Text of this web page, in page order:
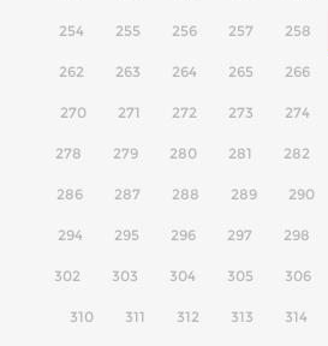
254 255 256 257 258
262 263 264 265 266
270 271 272 273 274
278 279 280 281 282
286 287 288 289 290
294 295 296 297 298
302 303 304 305 306
310 311 312 313 314